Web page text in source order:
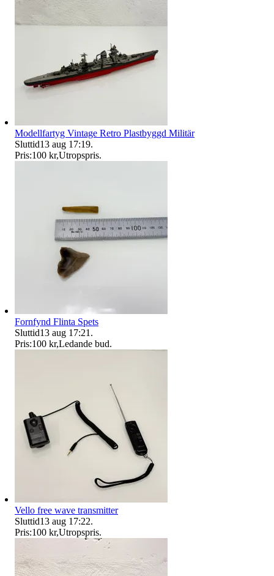
Modellfartyg Vintage Retro Plastbyggd Militär
Sluttid13 aug 17:19.
Pris:100 kr,Utropspris.
Fornfynd Flinta Spets
Sluttid13 aug 17:21 .
Pris:100 kr,Ledande bud.
Vello free wave transmitter
Sluttid13 aug 17:22.
Pris:100 kr,Utropspris.